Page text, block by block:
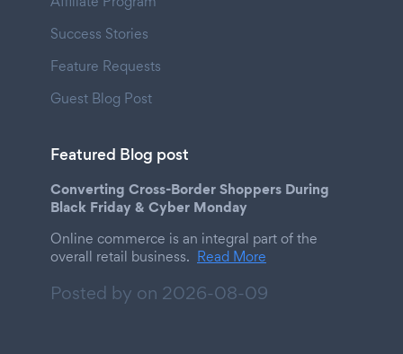
Success Stories
Feature Requests
Guest Blog Post
Featured Blog post
Converting Cross-Border Shoppers During
Black Friday & Cyber Monday
Online commerce is an integral part of the
overall retail business. Read More
Posted by on 2026-08-09